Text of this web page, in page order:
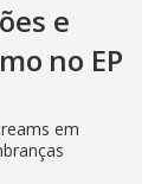
e
no EP
em